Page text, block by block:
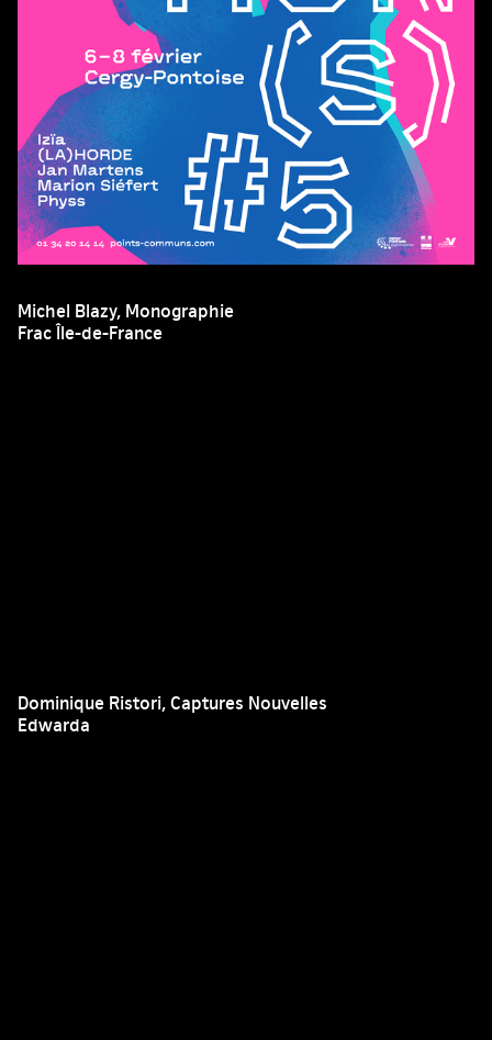
Michel Blazy, Monographie
Frac Île-de-France
Dominique Ristori, Captures Nouvelles
Edwarda